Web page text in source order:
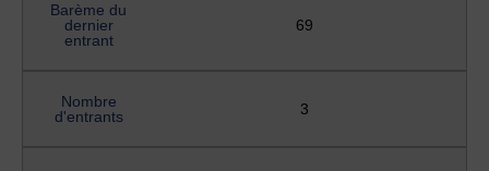
Barème du
dernier
entrant
69
Nombre
d'entrants
3